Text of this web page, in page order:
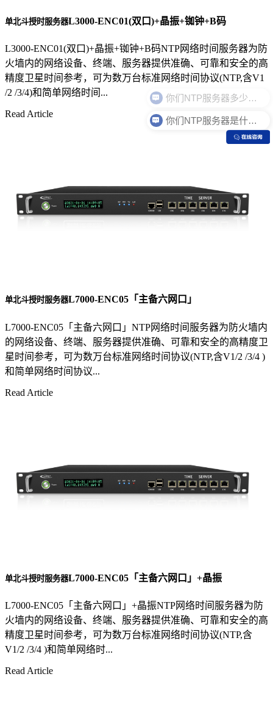
单北斗授时服务器L3000-ENC01(双口)+晶振+铷钟+B码
L3000-ENC01(双口)+晶振+铷钟+B码NTP网络时间服务器为防
火墙内的网络设备、终端、服务器提供准确、可靠和安全的高
精度卫星时间参考，可为数万台标准网络时间协议(NTP,含V1
/2 /3/4)和简单网络时间...
Read Article
单北斗授时服务器L7000-ENC05「主备六网口」
L7000-ENC05「主备六网口」NTP网络时间服务器为防火墙内
的网络设备、终端、服务器提供准确、可靠和安全的高精度卫
星时间参考，可为数万台标准网络时间协议(NTP,含V1/2 /3/4 )
和简单网络时间协议...
Read Article
单北斗授时服务器L7000-ENC05「主备六网口」+晶振
L7000-ENC05「主备六网口」+晶振NTP网络时间服务器为防
火墙内的网络设备、终端、服务器提供准确、可靠和安全的高
精度卫星时间参考，可为数万台标准网络时间协议(NTP,含
V1/2 /3/4 )和简单网络时...
Read Article